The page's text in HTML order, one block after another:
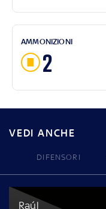
AMMONIZIONI
2
VEDI ANCHE
DIFENSORI
Raúl